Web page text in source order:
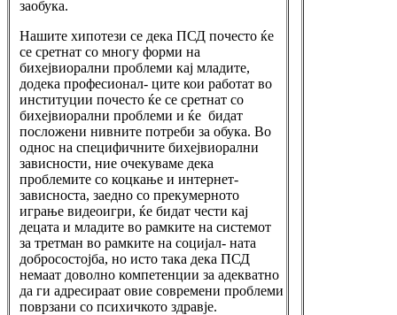
заобука.
Нашите хипотези се дека ПСД почесто ќе
се сретнат со многу форми на
бихејвиорални проблеми кај младите,
додека професионал- ците кои работат во
институции почесто ќе се сретнат со
бихејвиорални проблеми и ќе бидат
посложени нивните потреби за обука. Во
однос на специфичните бихејвиорални
зависности, ние очекуваме дека
проблемите со коцкање и интернет-
зависноста, заедно со прекумерното
играње видеоигри, ќе бидат чести кај
децата и младите во рамките на системот
за третман во рамките на социјал- ната
добросостојба, но исто така дека ПСД
немаат доволно компетенции за адекватно
да ги адресираат овие современи проблеми
поврзани со психичкото здравје.